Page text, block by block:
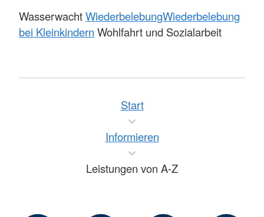
WasserwachtWiederbelebungWiederbelebung
bei Kleinkindern Wohlfahrt und Sozialarbeit
Start
Informieren
Leistungen von A-Z